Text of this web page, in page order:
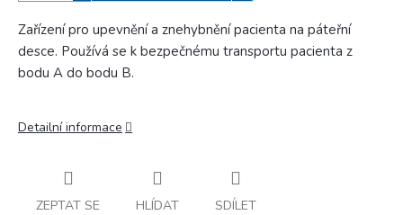
Zařízení pro upevnění a znehybnění pacienta na páteřní
desce. Používá se k bezpečnému transportu pacienta z
bodu A do bodu B.
Detailní informace
ZEPTAT SE HLÍDAT SDÍLET